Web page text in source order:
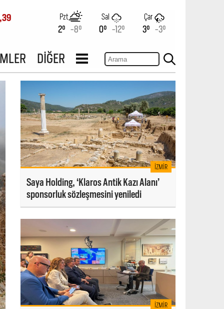
Pzt
2° -8°
Sal
0° -12°
Çar
3° -3°
DİĞER
İZMIR
Saya Holding, ‘Klaros Antik Kazı Alanı’
sponsorluk sözleşmesini yeniledi
İZMIR